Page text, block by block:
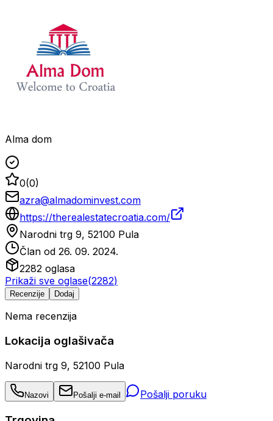
Alma dom
0(0)
azra@almadominvest.com
https://therealestatecroatia.com/
Narodni trg 9, 52100 Pula
Član od 26. 09. 2024.
2282 oglasa
Prikaži sve oglase(2282)
Recenzije Dodaj
Nema recenzija
Lokacija oglašivača
Narodni trg 9, 52100 Pula
Nazovi Pošalji e-mail Pošalji poruku